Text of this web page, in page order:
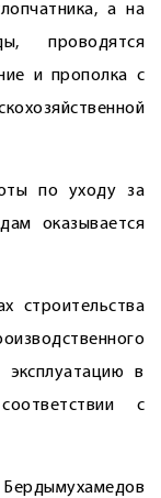
а на
проводятся
и прополка с
по уходу за
оказывается
строительства
в
с